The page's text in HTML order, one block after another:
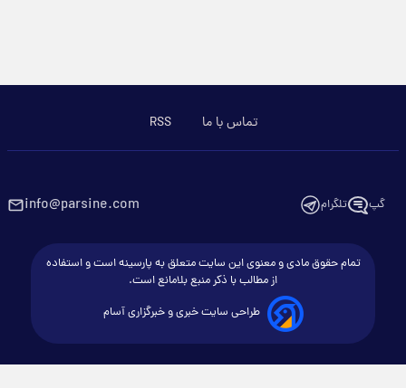
تماس با ما RSS
گپ تلگرام info@parsine.com
تمام حقوق مادی و معنوی این سایت متعلق به پارسینه است و استفاده
از مطالب با ذکر منبع بلامانع است.
طراحی سایت خبری و خبرگزاری آسام